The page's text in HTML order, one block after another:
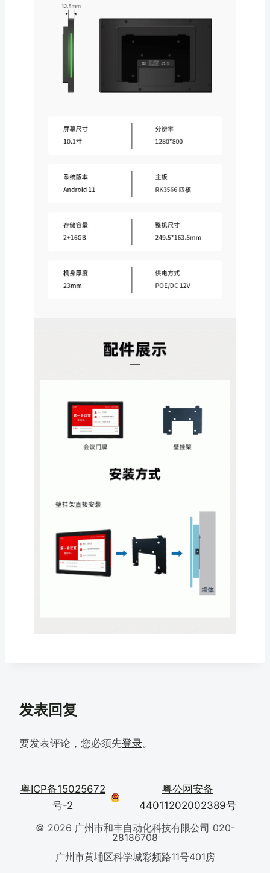
发表回复
要发表评论，您必须先登录。
粤ICP备15025672
号-2
粤公网安备
44011202002389号
© 2026 广州市和丰自动化科技有限公司 020-
28186708
广州市黄埔区科学城彩频路11号401房